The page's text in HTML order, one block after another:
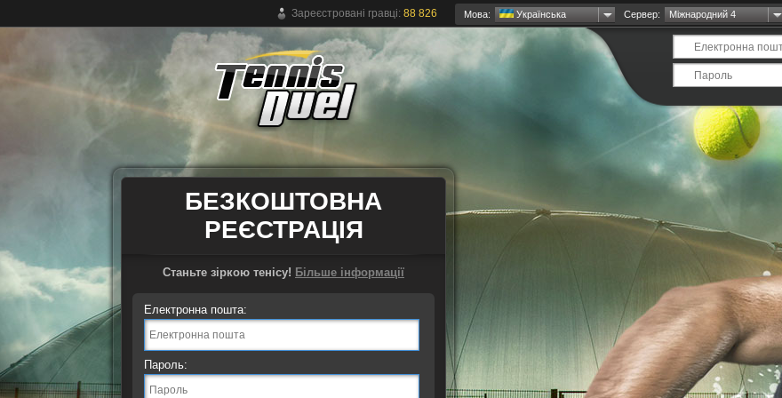
Зареєстровані гравці: 88 826 Мова: Українська Сервер: Міжнародний 4
БЕЗКОШТОВНА
РЕЄСТРАЦІЯ
Станьте зіркою тенісу! Більше інформації
Електронна пошта:
Пароль: